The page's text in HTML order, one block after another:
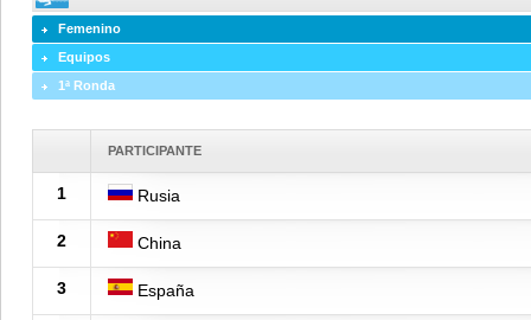
Femenino
Equipos
1ª Ronda
PARTICIPANTE
1 Rusia
2 China
3 España